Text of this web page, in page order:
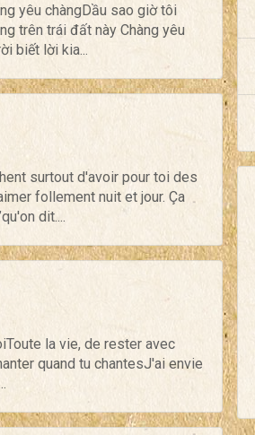
yêu chàngDầu sao giờ tôi
trên trái đất này Chàng yêu
biết lời kia...
surtout d'avoir pour toi des
follement nuit et jour. Ça
dit....
la vie, de rester avec
quand tu chantesJ'ai envie